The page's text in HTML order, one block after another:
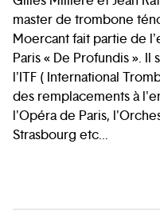
master de trombone
Moercant fait partie de
Paris « De Profundis ».
l'ITF ( International
des remplacements à
l'Opéra de Paris,
Strasbourg etc...